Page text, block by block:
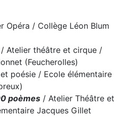
Opéra / Collège Léon Blum
/ Atelier théâtre et cirque /
(Feucherolles)
poésie / Ecole élémentaire
poèmes / Atelier Théâtre et
Jacques Gillet